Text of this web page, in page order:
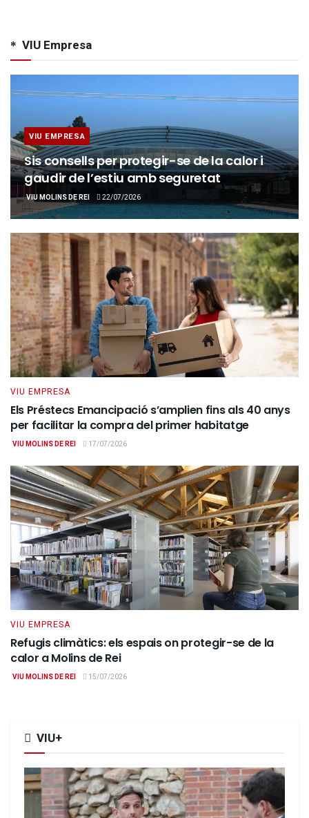
VIU Empresa
VIU EMPRESA
Sis consells per protegir-se de la calor i
gaudir de l’estiu amb seguretat
VIU MOLINS DE REI 22/07/2026
VIU EMPRESA
Els Préstecs Emancipació s’amplien fins als 40 anys
per facilitar la compra del primer habitatge
VIU MOLINS DE REI 17/07/2026
VIU EMPRESA
Refugis climàtics: els espais on protegir-se de la
calor a Molins de Rei
VIU MOLINS DE REI 15/07/2026
VIU+